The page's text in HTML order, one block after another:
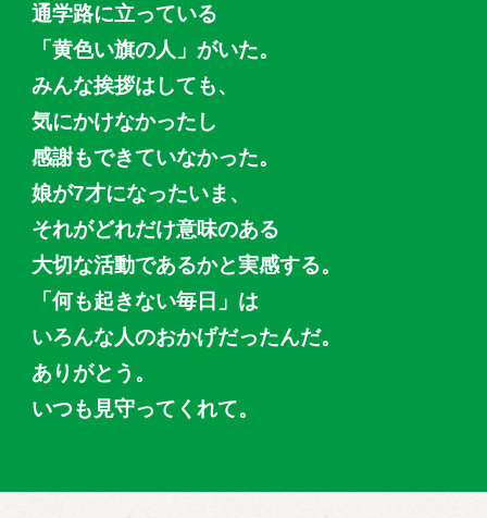
通学路に⽴っている
「黄色い旗の人」がいた。
みんな挨拶はしても、
気にかけなかったし
感謝もできていなかった。
娘が7才になったいま、
それがどれだけ意味のある
大切な活動であるかと実感する。
「何も起きない毎日」は
いろんな人のおかげだったんだ。
ありがとう。
いつも見守ってくれて。